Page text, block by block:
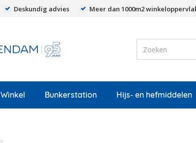
Deskundig advies Meer dan 1000m2
Winkel Bunkerstation Hijs- en hefmiddelen